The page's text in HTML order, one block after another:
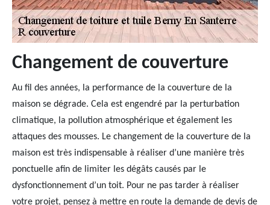
Changement de couverture
Au fil des années, la performance de la couverture de la
maison se dégrade. Cela est engendré par la perturbation
climatique, la pollution atmosphérique et également les
attaques des mousses. Le changement de la couverture de la
maison est très indispensable à réaliser d’une manière très
ponctuelle afin de limiter les dégâts causés par le
dysfonctionnement d’un toit. Pour ne pas tarder à réaliser
votre projet, pensez à mettre en route la demande de devis de